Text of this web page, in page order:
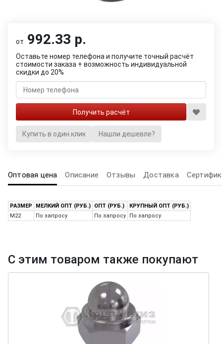
от 992.33 р.
Оставьте номер телефона и получите точный расчёт
стоимости заказа + возможность индивидуальной
скидки до 20%
Купить в один клик Нашли дешевле?
Оптовая цена Описание Отзывы Доставка
РАЗМЕР МЕЛКИЙ ОПТ (РУБ.) ОПТ (РУБ.)
КРУПНЫЙ ОПТ (РУБ.)
M22
По запросу По запросу По запросу
С этим товаром также покупают